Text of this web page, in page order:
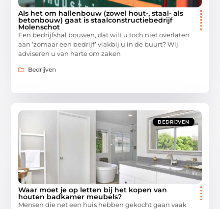
Als het om hallenbouw (zowel hout-, staal- als
betonbouw) gaat is staalconstructiebedrijf
Molenschot
Een bedrijfshal bouwen, dat wilt u toch niet overlaten
aan ‘zomaar een bedrijf’ vlakbij u in de buurt? Wij
adviseren u van harte om zaken
Bedrijven
BEDRIJVEN
Waar moet je op letten bij het kopen van
houten badkamer meubels?
Mensen die net een huis hebben gekocht gaan vaak